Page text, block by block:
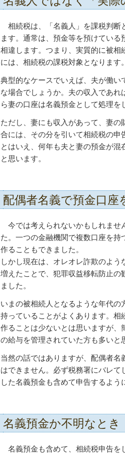
相続税は、「名義人」を課税判断
ます。通常は、預金等を預けてい
相違します。つまり、実質的に被相
には、相続税の課税対象となります。
典型的なケースでいえば、夫が働い
な場合でしょうか。夫の収入であ
ら妻の口座は名義預金として処理を
ただし、妻にも収入があって、妻
合には、その分を引いて相続税の申
とはいえ、何年も夫と妻の預金が
と思います。
配偶者名義で預金口座
今では考えられないかもしれませ
た。一つの金融機関で複数口座を
作ることもできました。
しかし現在は、オレオレ詐欺のよ
増えたことで、犯罪収益移転防止の
ました。
いまの被相続人となるような年代
持っていることがよくあります。相
作ることは少ないとは思いますが、
の給与を管理されていた方も多いと
当然の話ではありますが、配偶者名
はできません。必ず税務署にバレ
した名義預金も含めて申告するよう
名義預金か不明なとき
名義預金も含めて、相続税申告を